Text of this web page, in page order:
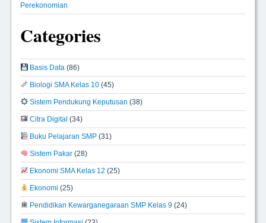
Perekonomian
Categories
Basis Data (86)
Biologi SMA Kelas 10 (45)
Sistem Pendukung Keputusan (38)
Citra Digital (34)
Buku Pelajaran SMP (31)
Sistem Pakar (28)
Ekonomi SMA Kelas 12 (25)
Ekonomi (25)
Pendidikan Kewarganegaraan SMP Kelas 9 (24)